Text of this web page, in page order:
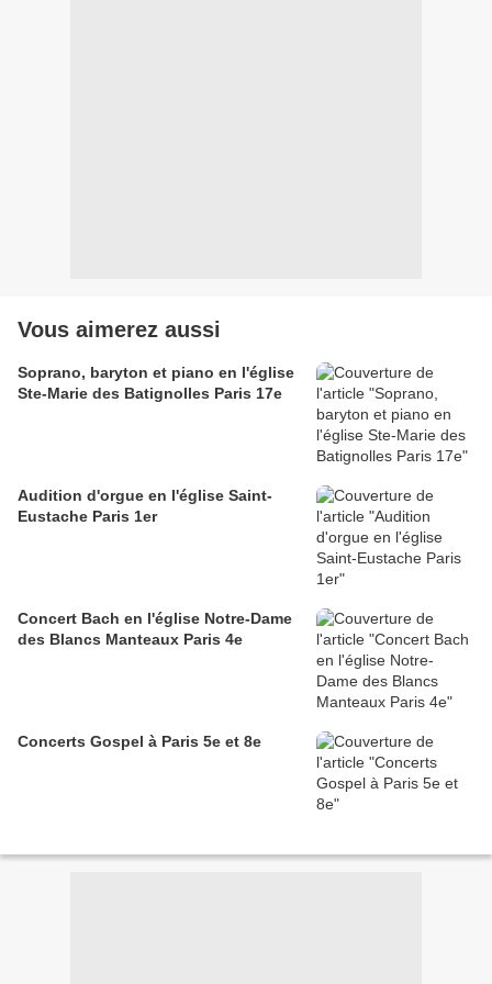
Vous aimerez aussi
Soprano, baryton et piano en l'église
Ste-Marie des Batignolles Paris 17e
Audition d'orgue en l'église Saint-
Eustache Paris 1er
Concert Bach en l'église Notre-Dame
des Blancs Manteaux Paris 4e
Concerts Gospel à Paris 5e et 8e